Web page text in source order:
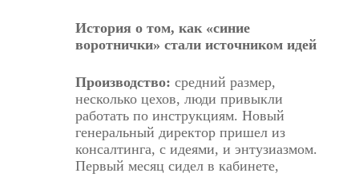
История о том, как «синие
воротнички» стали источником идей
Производство: средний размер,
несколько цехов, люди привыкли
работать по инструкциям. Новый
генеральный директор пришел из
консалтинга, с идеями, и энтузиазмом.
Первый месяц сидел в кабинете,